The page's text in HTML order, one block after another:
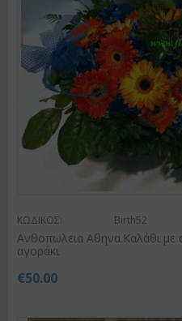
ΚΩΔΙΚΟΣ: Birth52
Ανθοπωλεια Αθηνα.Καλάθι με
αγοράκι
€50.00